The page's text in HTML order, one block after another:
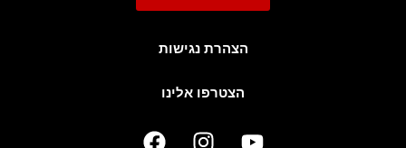
הצהרת נגישות
הצטרפו אלינו
Y
I
F